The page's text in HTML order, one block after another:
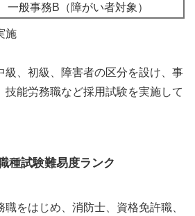
一般事務B（障がい者対象）
施
級、初級、障害者の区分を設け、事
技能労務職など採用試験を実施して
種試験難易度ランク
をはじめ、消防士、資格免許職、